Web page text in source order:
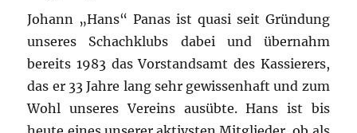
Johann „Hans“ Panas ist quasi seit Gründung
unseres Schachklubs dabei und übernahm
bereits 1983 das Vorstandsamt des Kassierers,
das er 33 Jahre lang sehr gewissenhaft und zum
Wohl unseres Vereins ausübte. Hans ist bis